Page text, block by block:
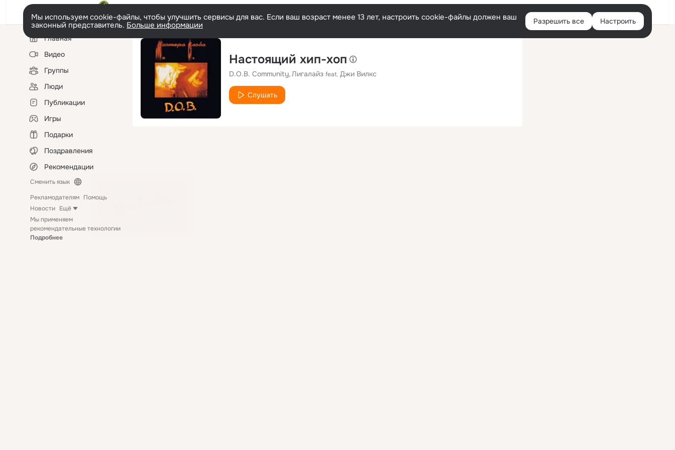
Войти
Мы используем cookie-файлы, чтобы улучшить сервисы для вас. Если ваш возраст менее 13 лет, настроить cookie-файлы должен ваш
законный представитель. Больше информации Разрешить все Настроить
Левая
колонкаГлавная
Видео
Группы
Люди
Публикации
Игры
Подарки
Поздравления
Рекомендации
Сменить язык
Рекламодателям Помощь
Новости Ещё
Мы применяем
рекомендательные технологии
Подробнее
Настоящий хип-хоп
D.O.B. Community Лигалайз feat. Джи Вилкс
Слушать